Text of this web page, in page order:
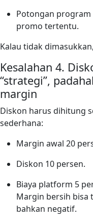
Potongan
promo tertentu.
Kalau tidak
Kesalahan 4.
“strategi”,
margin
Diskon harus dihitung
sederhana:
Margin awal 20
Diskon 10 persen.
Biaya platform 5
Margin bersih bisa
bahkan negatif.